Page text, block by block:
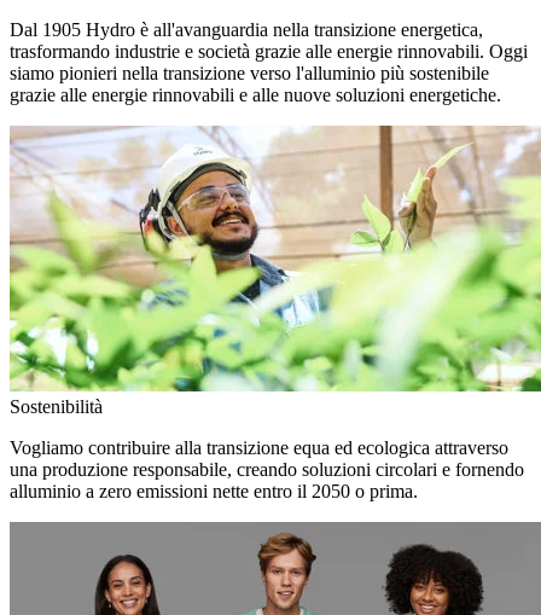
Dal 1905 Hydro è all'avanguardia nella transizione energetica,
trasformando industrie e società grazie alle energie rinnovabili. Oggi
siamo pionieri nella transizione verso l'alluminio più sostenibile
grazie alle energie rinnovabili e alle nuove soluzioni energetiche.
Sostenibilità
Vogliamo contribuire alla transizione equa ed ecologica attraverso
una produzione responsabile, creando soluzioni circolari e fornendo
alluminio a zero emissioni nette entro il 2050 o prima.